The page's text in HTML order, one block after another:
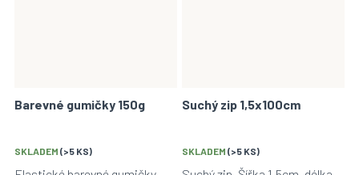
Barevné gumičky 150g
SKLADEM (>5 KS)
Suchý zip 1,5x100cm
SKLADEM (>5 KS)